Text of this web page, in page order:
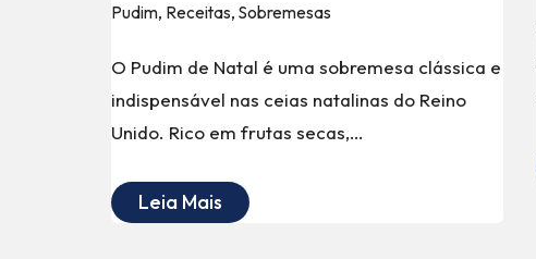
Pudim, Receitas, Sobremesas
O Pudim de Natal é uma sobremesa clássica e
indispensável nas ceias natalinas do Reino
Unido. Rico em frutas secas,…
Leia Mais